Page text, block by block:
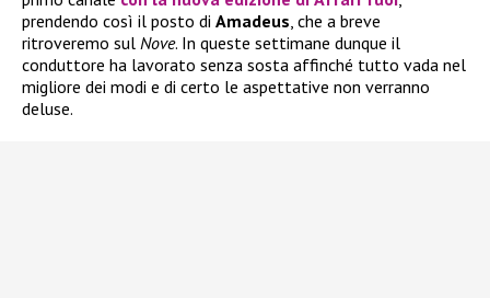
prendendo così il posto di Amadeus, che a breve
ritroveremo sul Nove. In queste settimane dunque il
conduttore ha lavorato senza sosta affinché tutto vada nel
migliore dei modi e di certo le aspettative non verranno
deluse.